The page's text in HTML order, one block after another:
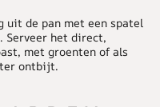
uit de pan met een spatel
Serveer het direct,
met groenten of als
ontbijt.